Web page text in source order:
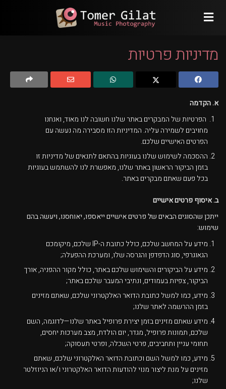
מדיניות פרטיות
א. הקדמה
הפרטיות של המבקרים באתר שלנו חשובה לנו מאוד, ואנחנו
מחויבים לשמירה עליה. המדיניות הזו מסבירה מה נעשה עם
הפרטים האישיים שלכם.
ההסכמה לשימוש שלנו בעוגיות בהתאם לתנאים של מדיניות זו
בזמן הביקור הראשון באתר שלנו, מאפשרת לנו להשתמש בעוגיות
בכל פעם שאתם מבקרים באתר.
ב. איסוף פרטים אישיים
ייתכן שהסוגים הבאים של פרטים אישיים ייאספו, יאוחסנו, ויעשה בהם
שימוש:
מידע על המחשב שלכם, כולל כתובת ה-IP שלכם, מיקומכם
הגאוגרפי, סוג הדפדפן והגרסה שלו, ומערכת ההפעלה;
מידע על הביקורים והשימוש שלכם באתר, כולל מקור ההפניה, אורך
הביקור, צפיות בעמודים, ונתיבי המעבר שלכם באתר;
מידע, כמו למשל כתובת הדואר האלקטרוני שלכם, שאתם מזינים
בזמן ההרשמה לאתר שלנו;
מידע שאתם מזינים בזמן יצירת פרופיל באתר שלנו—לדוגמה, השם
שלכם, תמונות פרופיל, מגדר, יום הולדת, מצב מערכות יחסים,
תחומי עניין ותחביבים, פרטי השכלה, ופרטי תעסוקה;
מידע, כמו למשל השם וכתובת הדואר האלקטרוני שלכם, שאתם
מזינים על מנת ליצור מנוי להודעות הדואר האלקטרוני ו/או הניוזלטר
שלנו;